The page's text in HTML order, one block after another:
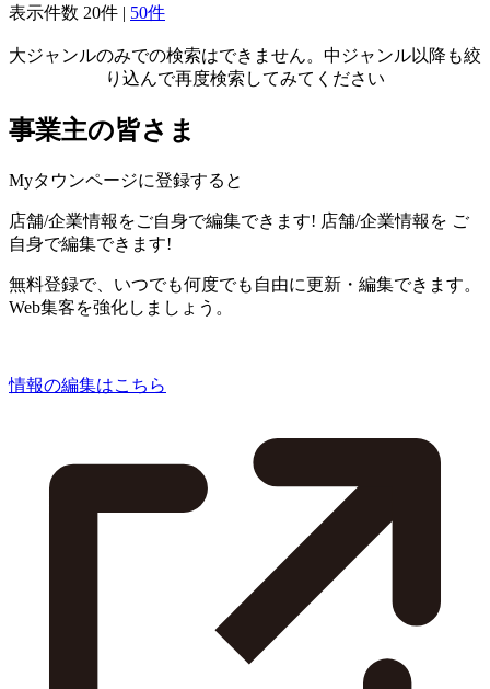
表示件数 20件 | 50件
大ジャンルのみでの検索はできません。中ジャンル以降も絞
り込んで再度検索してみてください
事業主の皆さま
Myタウンページに登録すると
店舗/企業情報をご自身で編集できます! 店舗/企業情報を ご
自身で編集できます!
無料登録で、いつでも何度でも自由に更新・編集できます。
Web集客を強化しましょう。
情報の編集はこちら